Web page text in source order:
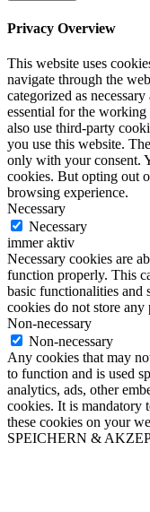
Privacy Overview
This website uses
navigate through the
categorized as
essential for the
also use third-party
you use this website.
only with your consent.
cookies. But opting out
browsing experience.
Necessary
Necessary
immer aktiv
Necessary cookies are
function properly. This
basic functionalities and
cookies do not store
Non-necessary
Non-necessary
Any cookies that may
to function and is used
analytics, ads, other
cookies. It is mandatory
these cookies on your
SPEICHERN &